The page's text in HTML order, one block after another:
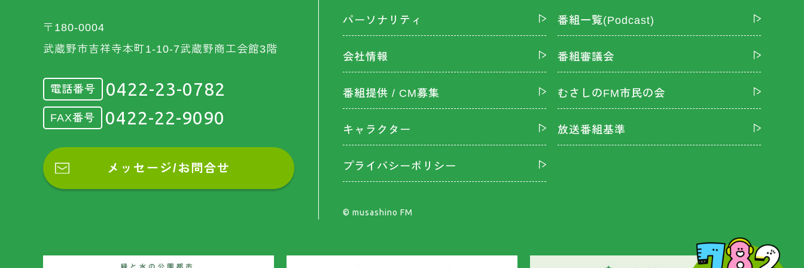
〒180-0004
武蔵野市吉祥寺本町1-10-7武蔵野商工会館3階
電話番号 0422-23-0782
FAX番号 0422-22-9090
メッセージ/お問合せ
パーソナリティ 番組一覧(Podcast)
会社情報 番組審議会
番組提供 / CM募集 むさしのFM市民の会
キャラクター 放送番組基準
プライバシーポリシー
©︎ musashino FM